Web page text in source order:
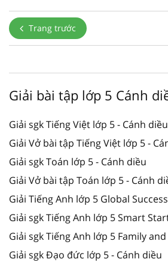
Trang trước
Giải bài tập lớp 5 Cánh
Giải sgk Tiếng Việt lớp 5 - Cánh diều
Giải Vở bài tập Tiếng Việt lớp 5 -
Giải sgk Toán lớp 5 - Cánh diều
Giải Vở bài tập Toán lớp 5 - Cánh
Giải Tiếng Anh lớp 5 Global Success
Giải sgk Tiếng Anh lớp 5 Smart
Giải sgk Tiếng Anh lớp 5 Family
Giải sgk Đạo đức lớp 5 - Cánh diều